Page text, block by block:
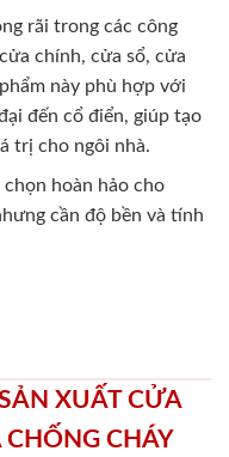
rãi trong các công
chính, cửa sổ, cửa
này phù hợp với
đến cổ điển, giúp tạo
trị cho ngôi nhà.
chọn hoàn hảo cho
cần độ bền và tính
XUẤT CỬA
CHÁY